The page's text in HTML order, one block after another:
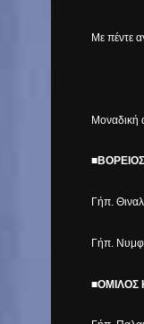
Με πέντε
Μοναδική
Γήπ.
Γήπ.
■ΟΜΙΛΟΣ